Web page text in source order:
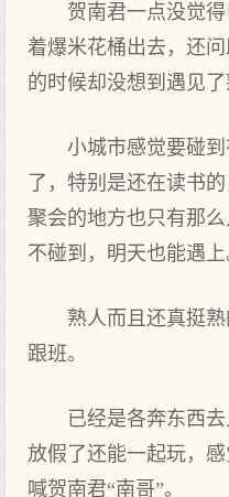
贺南君一点没觉
着爆米花桶出去，还
的时候却没想到遇见了
小城市感觉要碰
了，特别是还在读书
聚会的地方也只有那
不碰到，明天也能遇上
熟人而且还真挺
跟班。
已经是各奔东西
放假了还能一起玩，
喊贺南君“南哥”。